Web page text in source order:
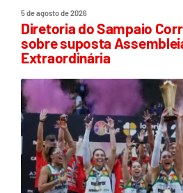
5 de agosto de 2026
Diretoria do Sampaio
sobre suposta
Extraordinária